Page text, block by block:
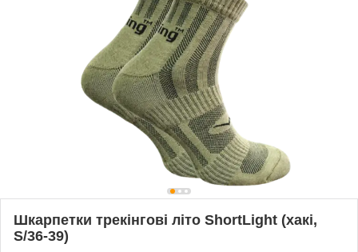
Шкарпетки трекінгові літо ShortLight (хакі,
S/36-39)